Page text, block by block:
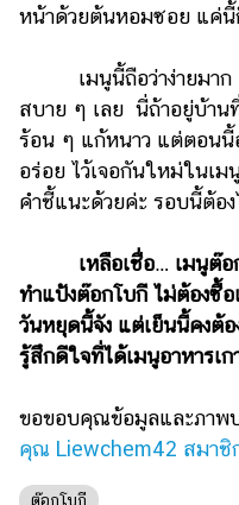
หน้าด้วยต้นหอมซอย แค่นี้
เมนูนี้ถือว่าง่ายมาก ๆ
สบาย ๆ เลย นี่ถ้าอยู่บ้าน
ร้อน ๆ แก้หนาว แต่ตอนนี้
อร่อย ไว้เจอกันใหม่ในเ
คำชี้แนะด้วยค่ะ รอบนี้ต้อ
เหลือเชื่อ… เมนูต๊อ
ทำแป้งต๊อกโบกี ไม่ต้องซื้
วันหยุดนี้จัง แต่เย็นนี้คงต้
รู้สึกดีใจที่ได้เมนูอาหารเ
ขอขอบคุณข้อมูลและภาพ
คุณ Liewchem42 สมา
ต๊อกโบกี